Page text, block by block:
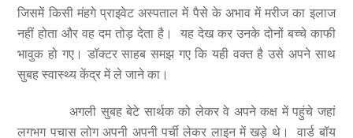
जिसमें किसी मंहगे प्राइवेट अस्पताल में पैसे के अभाव में मरीज का इलाज
नहीं होता और वह दम तोड़ देता है। यह देख कर उनके दोनों बच्चे काफी
भावुक हो गए। डॉक्टर साहब समझ गए कि यही वक्त है उसे अपने साथ
सुबह स्वास्थ्य केंद्र में ले जाने का।
अगली सुबह बेटे सार्थक को लेकर वे अपने कक्ष में पहुंचे जहां
लगभग पचास लोग अपनी अपनी पर्ची लेकर लाइन में खड़े थे। वार्ड बॉय